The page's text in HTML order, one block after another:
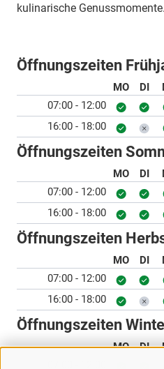
kulinarische Genussmomente.
Öffnungszeiten
MO DI
07:00 - 12:00
16:00 - 18:00
Öffnungszeiten
MO DI
07:00 - 12:00
16:00 - 18:00
Öffnungszeiten
MO DI
07:00 - 12:00
16:00 - 18:00
Öffnungszeiten
MO DI